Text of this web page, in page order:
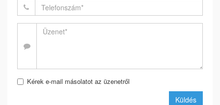
Kérek e-mail másolatot az üzenetről
Küldés